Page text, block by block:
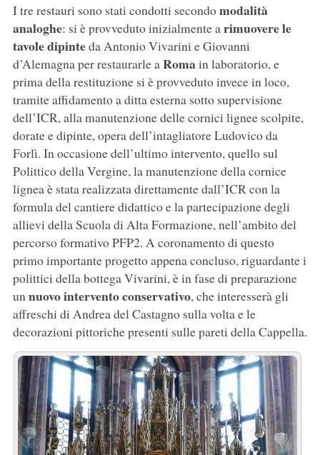
I tre restauri sono stati condotti secondomodalità
analoghe: si è provveduto inizialmente arimuovere le
tavole dipinteda Antonio Vivarini e Giovanni
d’Alemagna per restaurarle aRomain laboratorio, e
prima della restituzione si è provveduto invece in loco,
tramite affidamento a ditta esterna sotto supervisione
dell’ICR, alla manutenzione delle cornici lignee scolpite,
dorate e dipinte, opera dell’intagliatore Ludovico da
Forlì. In occasione dell’ultimo intervento, quello sul
Polittico della Vergine, la manutenzione della cornice
lignea è stata realizzata direttamente dall’ICR con la
formula del cantiere didattico e la partecipazione degli
allievi della Scuola di Alta Formazione, nell’ambito del
percorso formativo PFP2. A coronamento di questo
primo importante progetto appena concluso, riguardante i
polittici della bottega Vivarini, è in fase di preparazione
unnuovo intervento conservativo, che interesserà gli
affreschi di Andrea del Castagno sulla volta e le
decorazioni pittoriche presenti sulle pareti della Cappella.